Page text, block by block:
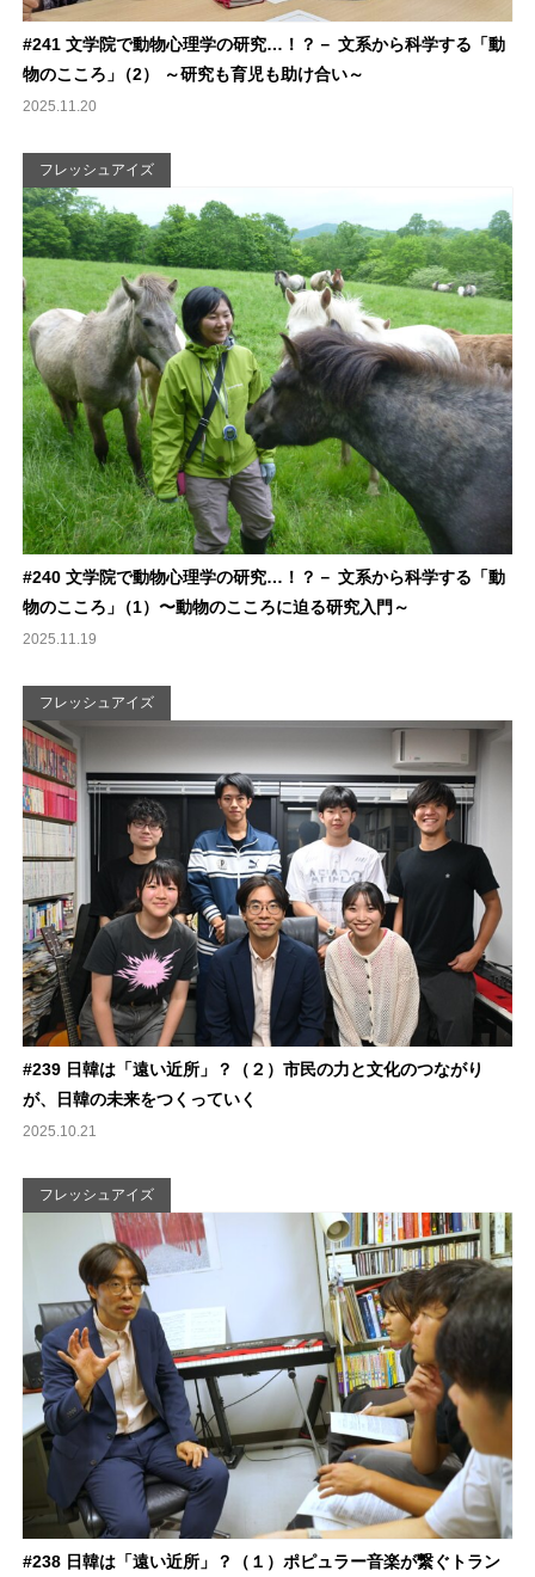
#241 文学院で動物心理学の研究…！？－ 文系から科学する「動
物のこころ 」 （2） ～研究も育児も助け合い～
2025.11.20
フレッシュアイズ
#240 文学院で動物心理学の研究…！？－ 文系から科学する「動
物のこころ 」 （1）〜動物のこころに迫る研究入門～
2025.11.19
フレッシュアイズ
#239 日韓は「遠い近所」？（２）市民の力と文化のつながり
が、日韓の未来をつくっていく
2025.10.21
フレッシュアイズ
#238 日韓は「遠い近所」？（１）ポピュラー音楽が繋ぐトラン